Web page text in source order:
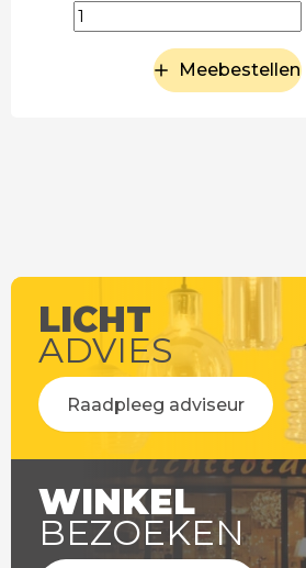
Meebestellen
LICHT
ADVIES
Raadpleeg adviseur
WINKEL
BEZOEKEN